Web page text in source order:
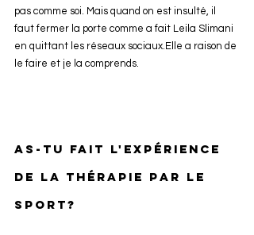
pas comme soi. Mais quand on est insulté, il
faut fermer la porte comme a fait Leila Slimani
en quittant les réseaux sociaux.Elle a raison de
le faire et je la comprends.
As-tu fait l'expérience
de la thérapie par le
sport?